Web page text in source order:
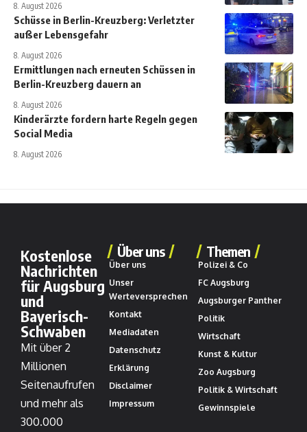
8. August 2026
Schüsse in Berlin-Kreuzberg: Verletzter
außer Lebensgefahr
8. August 2026
Ermittlungen nach erneuten Schüssen in
Berlin-Kreuzberg dauern an
8. August 2026
Kinderärzte fordern harte Regeln gegen
Social Media
8. August 2026
Kostenlose
Nachrichten
für Augsburg
und
Bayerisch-
Schwaben
Mit über 2
Millionen
Seitenaufrufen
und mehr als
300.000
Über uns
Über uns
Unser
Werteversprechen
Kontakt
Mediadaten
Datenschutz
Erklärung
Disclaimer
Impressum
Themen
Polizei & Co
FC Augsburg
Augsburger Panther
Politik
Wirtschaft
Kunst & Kultur
Zoo Augsburg
Politik & Wirtschaft
Gewinnspiele